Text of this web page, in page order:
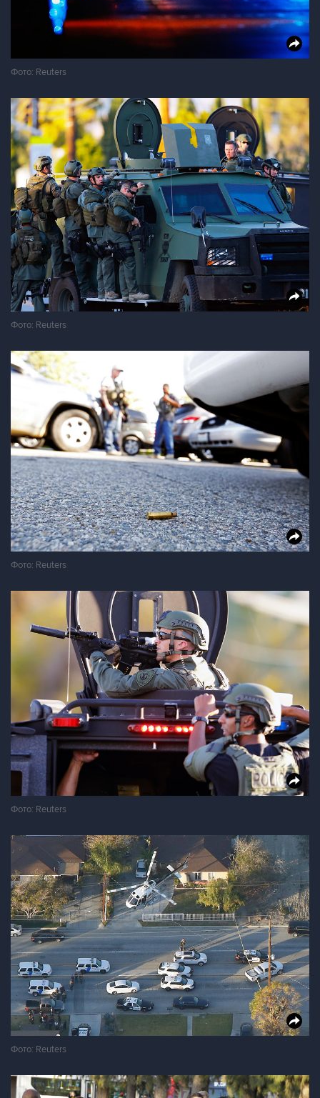
Фото: Reuters
Фото: Reuters
Фото: Reuters
Фото: Reuters
Фото: Reuters